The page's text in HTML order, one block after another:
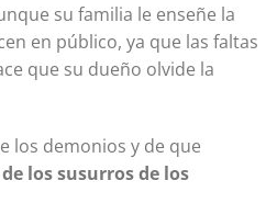
su familia le enseñe la
en público, ya que las faltas
que su dueño olvide la
los susurros de los